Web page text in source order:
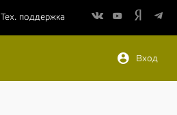
Тех. поддержка
Вход